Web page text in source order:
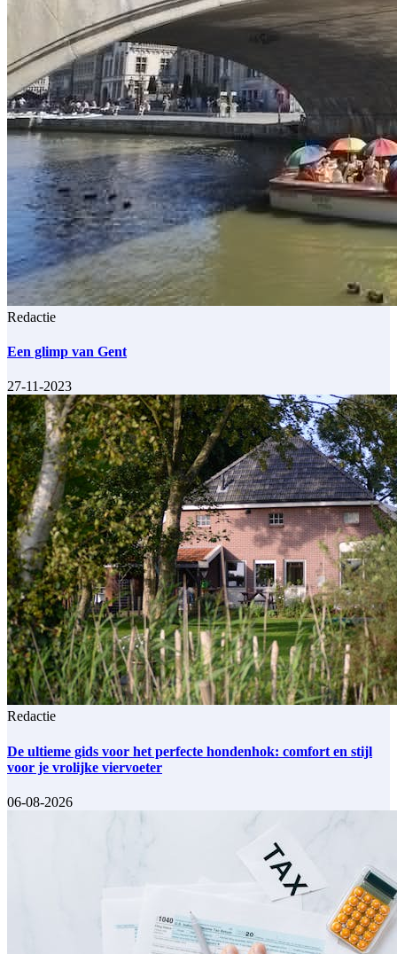
Redactie
Een glimp van Gent
27-11-2023
Redactie
De ultieme gids voor het perfecte hondenhok: comfort en stijl
voor je vrolijke viervoeter
06-08-2026